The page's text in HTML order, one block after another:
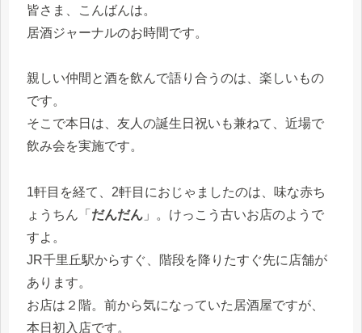
皆さま、こんばんは。
居酒ジャーナルのお時間です。
親しい仲間と酒を飲んで語り合うのは、楽しいもの
です。
そこで本日は、友人の誕生日祝いも兼ねて、近場で
飲み会を実施です。
1軒目を経て、2軒目におじゃましたのは、味な赤ち
ょうちん「 だんだん 」。けっこう古いお店のようで
すよ。
JR千里丘駅からすぐ、階段を降りたすぐ先に店舗が
あります。
お店は２階。前から気になっていた居酒屋ですが、
本日初入店です。